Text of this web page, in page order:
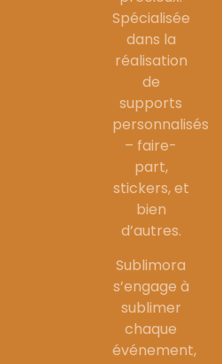
Spécialisée
dans la
réalisation
de
supports
personnalisés
– faire-
part,
stickers, et
bien
d’autres.
Sublimora
s’engage à
sublimer
chaque
événement,